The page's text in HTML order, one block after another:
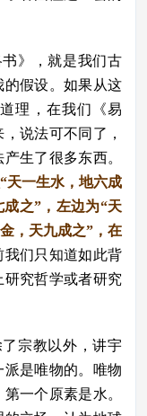
》，就是我们古
假设。如果从这
理，在我们《易
说法可不同了，
生了很多东西。
天一生水，地六成
之”，左边为“天
，天九成之”，在
我们只知道如此背
究哲学或者研究
宗教以外，讲宇
是唯物的。唯物
一个原素是水。